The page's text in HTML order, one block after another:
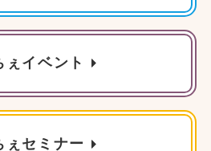
ぇイベント
ぇセミナー